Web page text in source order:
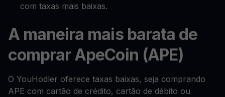
com taxas mais baixas.
A maneira mais barata de
comprar ApeCoin (APE)
O YouHodler oferece taxas baixas, seja comprando
APE com cartão de crédito, cartão de débito ou